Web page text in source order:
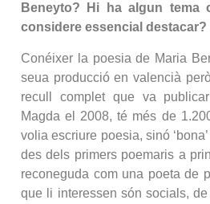
Beneyto? Hi ha algun tema
considere essencial destacar?
Conéixer la poesia de Maria
seua producció en valencià
recull complet que va
Magda el 2008, té més de
volia escriure poesia, sinó
des dels primers poemaris a
reconeguda com una poeta de
que li interessen són socials,